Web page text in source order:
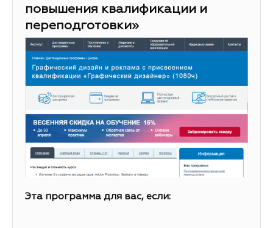
повышения квалификации и
переподготовки»
Эта программа для вас, если: